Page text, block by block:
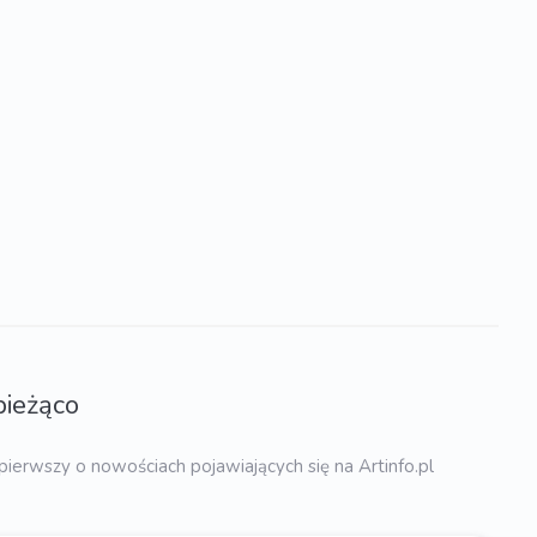
o nowościach pojawiających się na Artinfo.pl